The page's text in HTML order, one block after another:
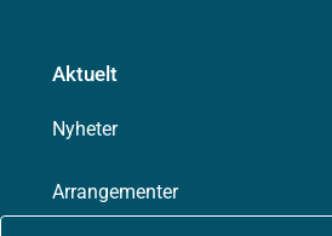
Aktuelt
Nyheter
Arrangementer